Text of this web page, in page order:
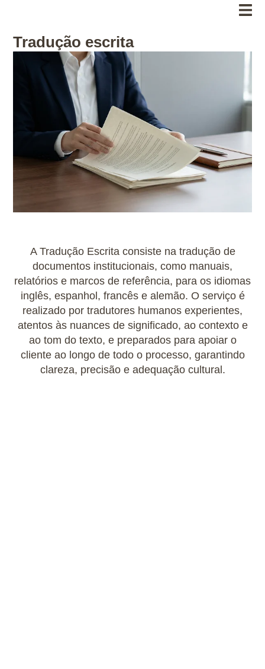
Tradução escrita
A Tradução Escrita consiste na tradução de
documentos institucionais, como manuais,
relatórios e marcos de referência, para os idiomas
inglês, espanhol, francês e alemão. O serviço é
realizado por tradutores humanos experientes,
atentos às nuances de significado, ao contexto e
ao tom do texto, e preparados para apoiar o
cliente ao longo de todo o processo, garantindo
clareza, precisão e adequação cultural.